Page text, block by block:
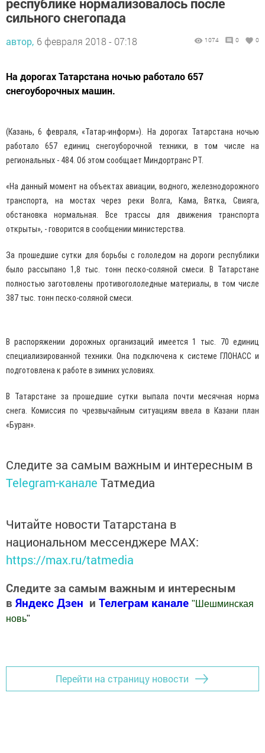
сильного снегопада
автор, 6 февраля 2018 - 07:18 1074 0 0
На дорогах Татарстана ночью работало 657
снегоуборочных машин.
(Казань, 6 февраля, «Татар-информ»). На дорогах Татарстана ночью
работало 657 единиц снегоуборочной техники, в том числе на
региональных - 484. Об этом сообщает Миндортранс РТ.
«На данный момент на объектах авиации, водного, железнодорожного
транспорта, на мостах через реки Волга, Кама, Вятка, Свияга,
обстановка нормальная. Все трассы для движения транспорта
открыты», - говорится в сообщении министерства.
За прошедшие сутки для борьбы с гололедом на дороги республики
было рассыпано 1,8 тыс. тонн песко-соляной смеси. В Татарстане
полностью заготовлены противогололедные материалы, в том числе
387 тыс. тонн песко-соляной смеси.
В распоряжении дорожных организаций имеется 1 тыс. 70 единиц
специализированной техники. Она подключена к системе ГЛОНАСС и
подготовлена к работе в зимних условиях.
В Татарстане за прошедшие сутки выпала почти месячная норма
снега. Комиссия по чрезвычайным ситуациям ввела в Казани план
«Буран».
Следите за самым важным и интересным в
Telegram-канале Татмедиа
Читайте новости Татарстана в
национальном мессенджере MАХ:
https://max.ru/tatmedia
Следите за самым важным и интересным
в Яндекс Дзен и Телеграм канале " Шешминская
новь"
Перейти на страницу новости